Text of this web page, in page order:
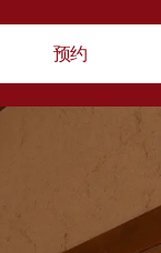
预约